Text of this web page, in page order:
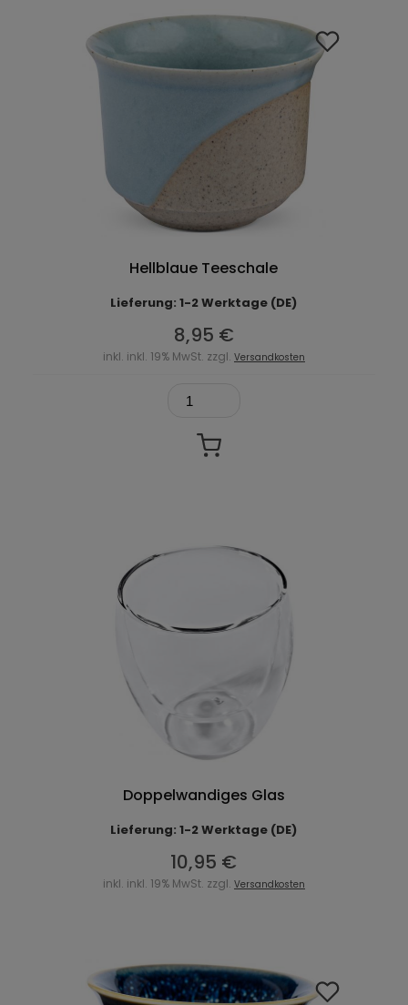
Hellblaue Teeschale
Lieferung: 1-2 Werktage (DE)
8,95 €
inkl. inkl. 19% MwSt. zzgl. Versandkosten
Doppelwandiges Glas
Lieferung: 1-2 Werktage (DE)
10,95 €
inkl. inkl. 19% MwSt. zzgl. Versandkosten